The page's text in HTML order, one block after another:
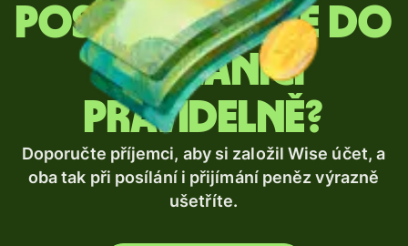
Posíláte peníze do
zahraničí
pravidelně?
Doporučte příjemci, aby si založil Wise účet, a
oba tak při posílání i přijímání peněz výrazně
ušetříte.